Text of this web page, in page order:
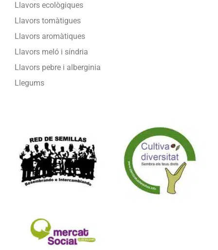
Llavors ecològiques
Llavors tomàtigues
Llavors aromàtiques
Llavors meló i síndria
Llavors pebre i alberginia
Llegums